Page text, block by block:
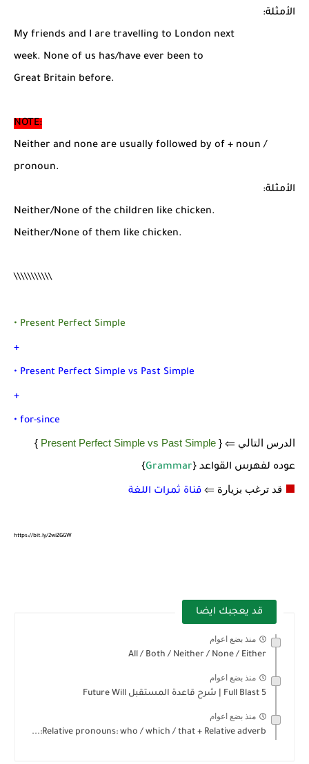
الأمثلة:
My friends and I are travelling to London next
week. None of us has/have ever been to
Great Britain before.
NOTE:
Neither and none are usually followed by of + noun /
pronoun.
الأمثلة:
Neither/None of the children like chicken.
Neither/None of them like chicken.
\\\\\\\\\\\
• Present Perfect Simple
+
• Present Perfect Simple vs Past Simple
+
• for-since
الدرس التالي ⇐ { Present Perfect Simple vs Past Simple
}
عوده لفهرس القواعد {Grammar
}
قد ترغب بزيارة ⇐ قناة ثمرات اللغة
https://bit.ly/2wiZGGW
قد يعجبك ايضا
منذ بضع اعوام
All / Both / Neither / None / Either
منذ بضع اعوام
Full Blast 5 | شرح قاعدة المستقبل Future Will
منذ بضع اعوام
Relative pronouns: who / which / that + Relative adverb:...